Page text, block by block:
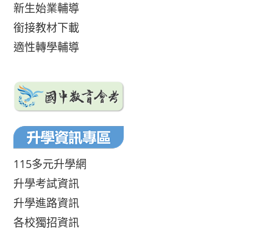
新生始業輔導
銜接教材下載
適性轉學輔導
115多元升學網
升學考試資訊
升學進路資訊
各校獨招資訊